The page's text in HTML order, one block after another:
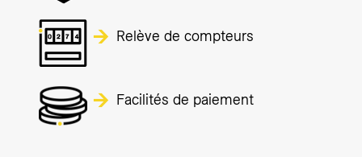
Relève de compteurs
Facilités de paiement